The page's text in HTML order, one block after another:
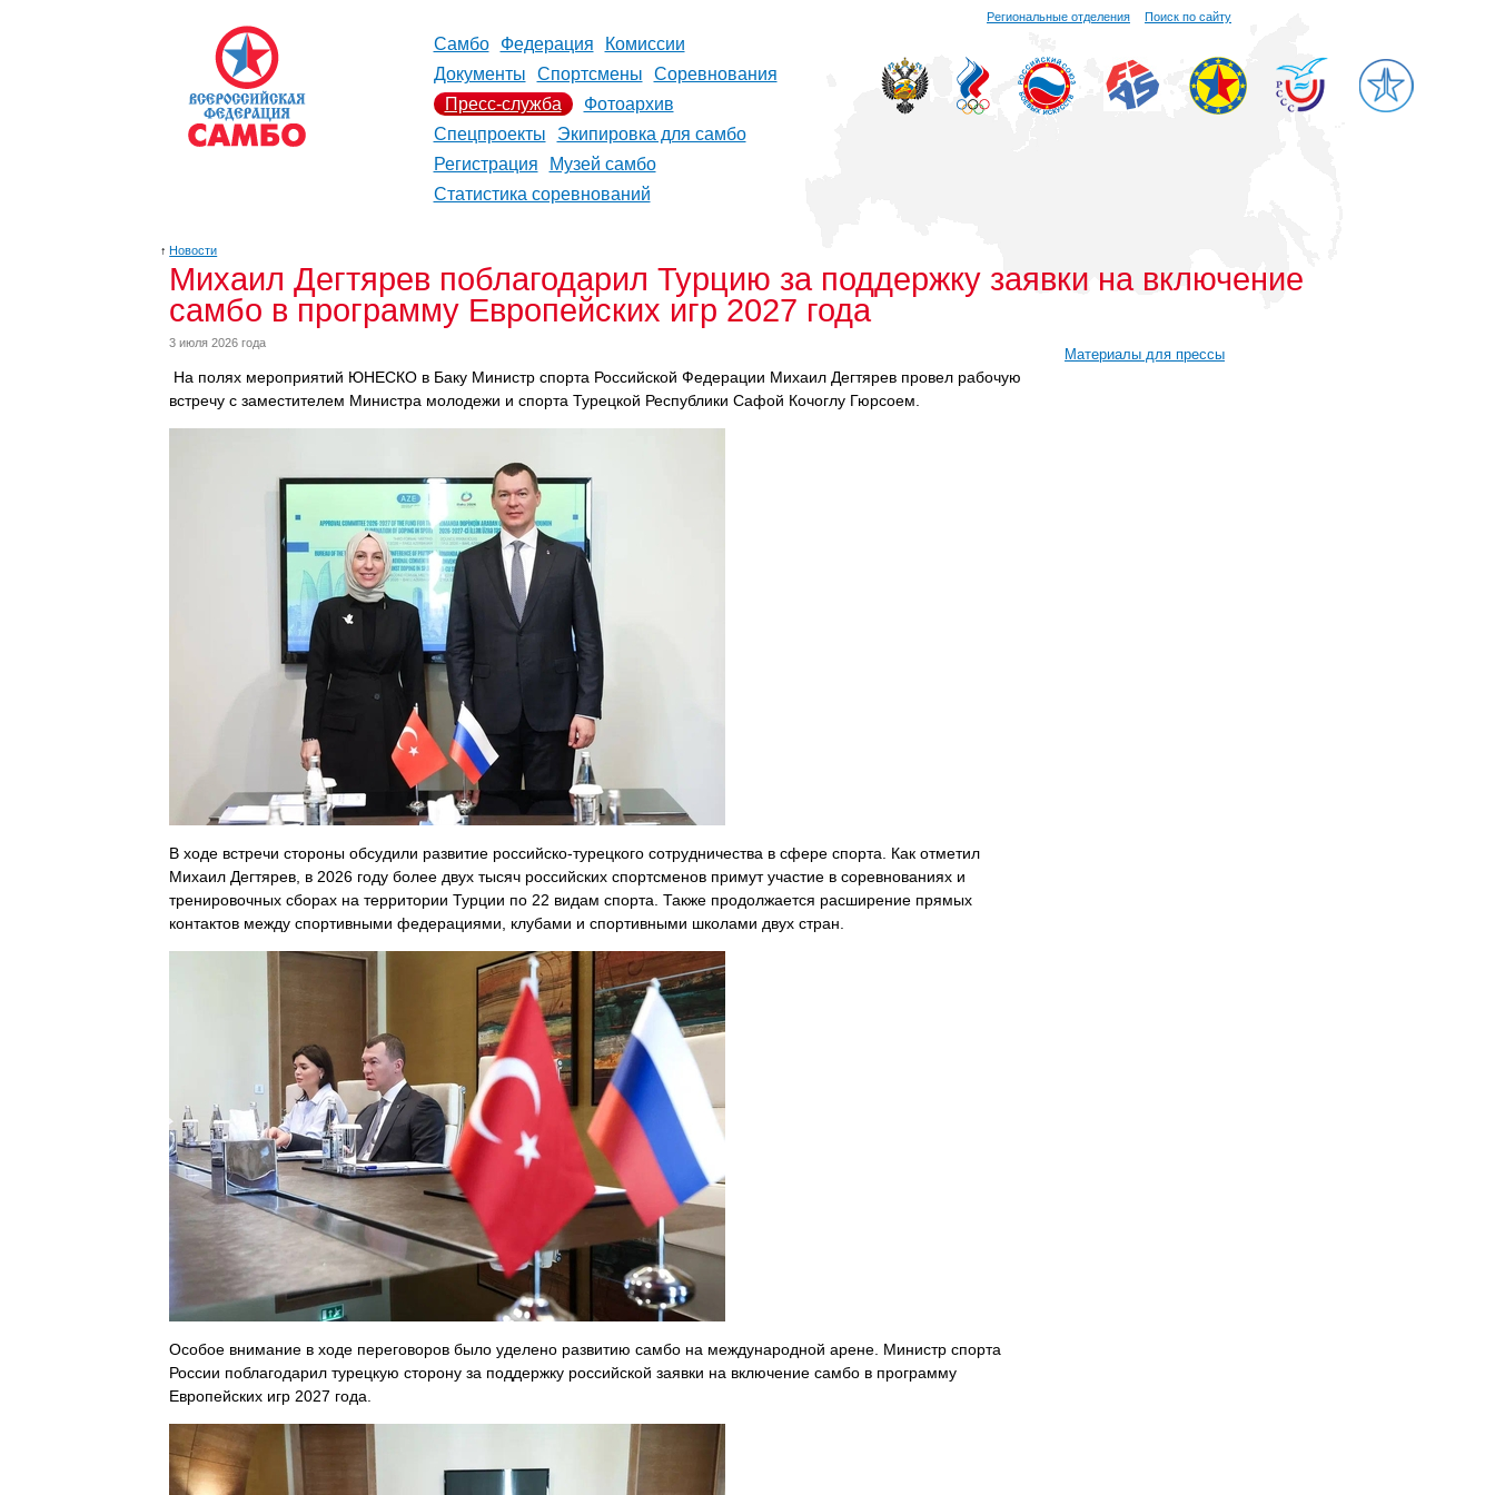
Региональные отделения Поиск по сайту
Самбо Федерация
Комиссии
Документы
Спортсмены
Соревнования
Пресс-служба
Фотоархив
Спецпроекты
Экипировка для самбо
Регистрация
Музей самбо
Статистика соревнований
↑ Новости
Михаил Дегтярев поблагодарил Турцию за поддержку заявки на включение
самбо в программу Европейских игр 2027 года
3 июля 2026 года
На полях мероприятий ЮНЕСКО в Баку Министр спорта Российской Федерации Михаил Дегтярев провел рабочую
встречу с заместителем Министра молодежи и спорта Турецкой Республики Сафой Кочоглу Гюрсоем.
В ходе встречи стороны обсудили развитие российско-турецкого сотрудничества в сфере спорта. Как отметил
Михаил Дегтярев, в 2026 году более двух тысяч российских спортсменов примут участие в соревнованиях и
тренировочных сборах на территории Турции по 22 видам спорта. Также продолжается расширение прямых
контактов между спортивными федерациями, клубами и спортивными школами двух стран.
Особое внимание в ходе переговоров было уделено развитию самбо на международной арене. Министр спорта
России поблагодарил турецкую сторону за поддержку российской заявки на включение самбо в программу
Европейских игр 2027 года.
Материалы для прессы